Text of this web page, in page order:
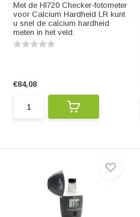
Met de HI720 Checker-fotometer
voor Calcium Hardheid LR kunt
u snel de calcium hardheid
meten in het veld.
€84,08